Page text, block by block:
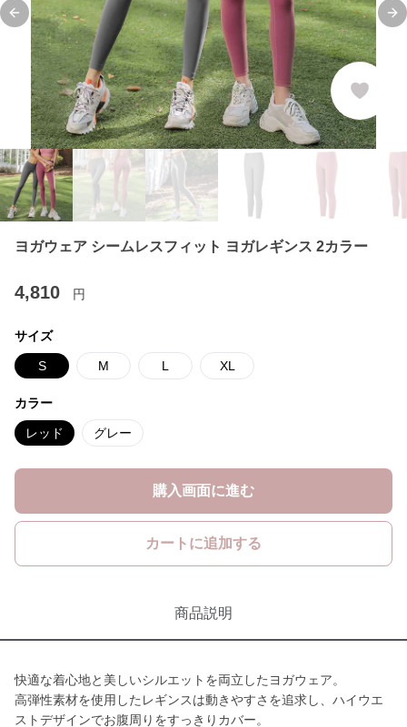
Previous slide
ヨガウェア シームレスフィット ヨガレギンス 2カラー
4,810 円
サイズ
S M L XL
カラー
レッド グレー
購入画面に進む
カートに追加する
商品説明
快適な着心地と美しいシルエットを両立したヨガウェア。
高弾性素材を使用したレギンスは動きやすさを追求し、ハイウエ
ストデザインでお腹周りをすっきりカバー。